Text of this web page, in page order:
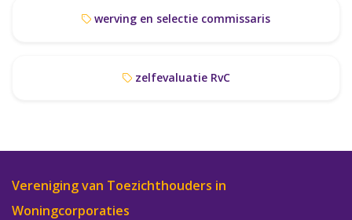
werving en selectie commissaris
zelfevaluatie RvC
Vereniging van Toezichthouders in
Woningcorporaties